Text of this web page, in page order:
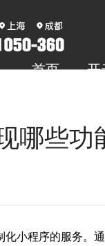
首页 开
哪些功
小程序的服务。